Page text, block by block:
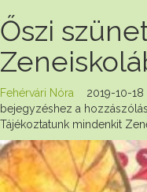
Őszi
Fehérvári Nóra 2019-10-18
bejegyzéshez a
Tájékoztatunk mindenkit